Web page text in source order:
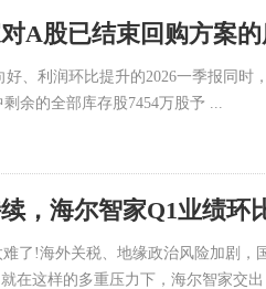
、利润环比提升的2026一季报同
余的全部库存股7454万股予 ...
，海尔智家Q1业绩环
了!海外关税、地缘政治风险加剧
在这样的多重压力下，海尔智家交